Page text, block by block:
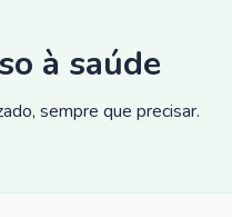
à saúde
sempre que precisar.